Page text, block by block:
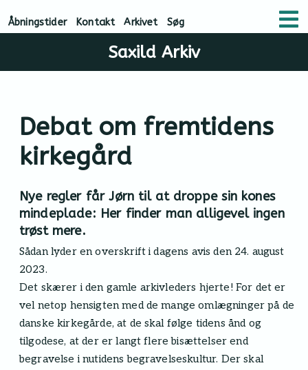
Åbningstider Kontakt Arkivet Søg
Saxild Arkiv
Debat om fremtidens
kirkegård
Nye regler får Jørn til at droppe sin kones
mindeplade: Her finder man alligevel ingen
trøst mere.
Sådan lyder en overskrift i dagens avis den 24. august
2023.
Det skærer i den gamle arkivleders hjerte! For det er
vel netop hensigten med de mange omlægninger på de
danske kirkegårde, at de skal følge tidens ånd og
tilgodese, at der er langt flere bisættelser end
begravelse i nutidens begravelseskultur. Der skal